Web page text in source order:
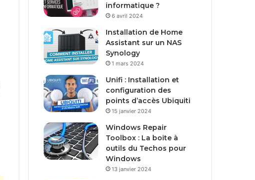
informatique ?
6 avril 2024
Installation de Home
Assistant sur un NAS
Synology
1 mars 2024
Unifi : Installation et
configuration des
points d’accès Ubiquiti
15 janvier 2024
Windows Repair
Toolbox : La boite à
outils du Techos pour
Windows
13 janvier 2024